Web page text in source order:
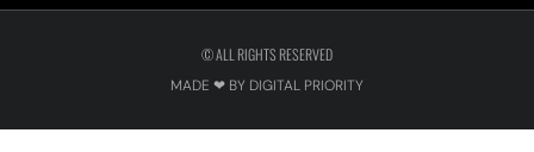
© ALL RIGHTS RESERVED
MADE ❤ BY DIGITAL PRIORITY